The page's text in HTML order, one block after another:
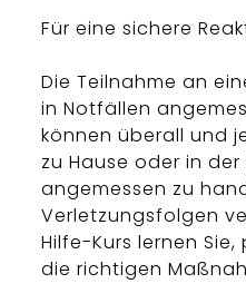
Für eine sichere
Die Teilnahme an
in Notfällen
können überall und
zu Hause oder in
angemessen zu
Verletzungsfolgen
Hilfe-Kurs lernen
die richtigen